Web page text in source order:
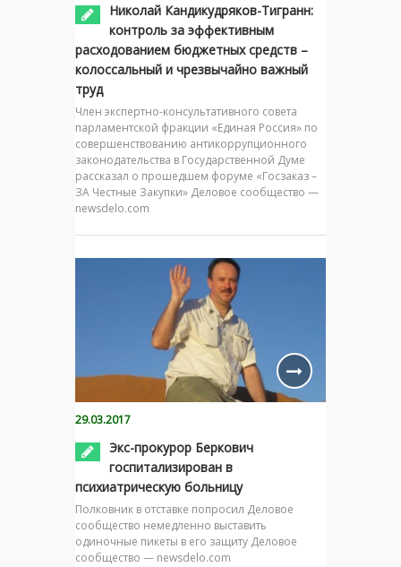
Николай Кандикудряков-Тигранн:
контроль за эффективным
расходованием бюджетных средств –
колоссальный и чрезвычайно важный
труд
Член экспертно-консультативного совета
парламентской фракции «Единая Россия» по
совершенствованию антикоррупционного
законодательства в Государственной Думе
рассказал о прошедшем форуме «Госзаказ –
ЗА Честные Закупки» Деловое сообщество —
newsdelo.com
29.03.2017
Экс-прокурор Беркович
госпитализирован в
психиатрическую больницу
Полковник в отставке попросил Деловое
сообщество немедленно выставить
одиночные пикеты в его защиту Деловое
сообщество — newsdelo.com